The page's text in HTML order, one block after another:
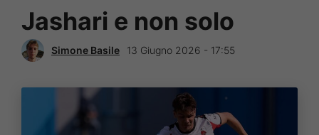
Jashari e non solo
Simone Basile 13 Giugno 2026 - 17:55